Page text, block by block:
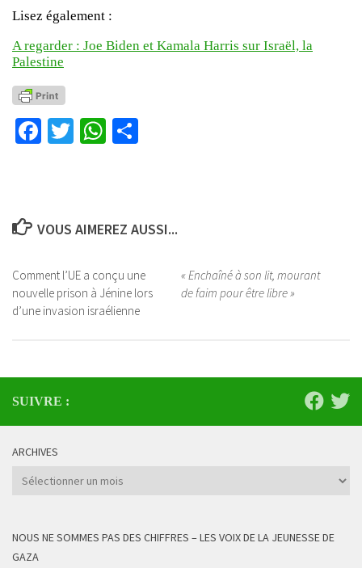
Lisez également :
A regarder : Joe Biden et Kamala Harris sur Israël, la
Palestine
Facebook
TwitterWhatsApp
VOUS AIMEREZ AUSSI...
Comment l’UE a conçu une
nouvelle prison à Jénine lors
d’une invasion israélienne
« Enchaîné à son lit, mourant
de faim pour être libre »
SUIVRE :
ARCHIVES
Archives
NOUS NE SOMMES PAS DES CHIFFRES – LES VOIX DE LA JEUNESSE DE
GAZA